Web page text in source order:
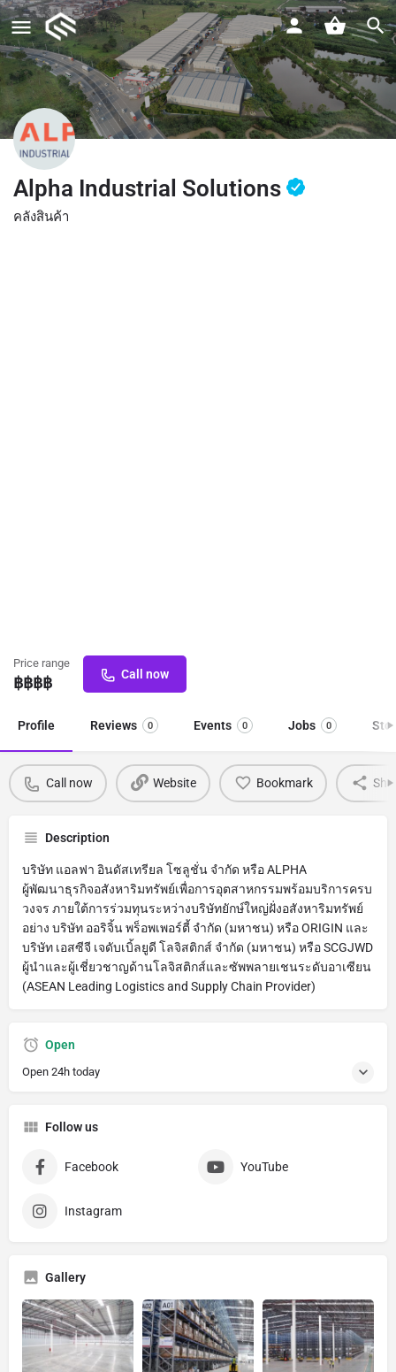
Alpha Industrial Solutions
คลังสินค้า
Price range
฿฿฿฿ Call now
Profile Reviews 0 Events 0 Jobs 0
Call now Website Bookmark
Description
บริษัท แอลฟา อินดัสเทรียล โซลูชั่น จำกัด หรือ ALPHA
ผู้พัฒนาธุรกิจอสังหาริมทรัพย์เพื่อการอุตสาหกรรมพร้อมบริการครบ
วงจร ภายใต้การร่วมทุนระหว่างบริษัทยักษ์ใหญ่ฝั่งอสังหาริมทรัพย์
อย่าง บริษัท ออริจิ้น พร็อพเพอร์ตี้ จำกัด (มหาชน) หรือ ORIGIN และ
บริษัท เอสซีจี เจดับเบิ้ลยูดี โลจิสติกส์ จำกัด (มหาชน) หรือ SCGJWD
ผู้นำและผู้เชี่ยวชาญด้านโลจิสติกส์และซัพพลายเชนระดับอาเซียน
(ASEAN Leading Logistics and Supply Chain Provider)
Open
Open 24h today
Follow us
Facebook YouTube
Instagram
Gallery